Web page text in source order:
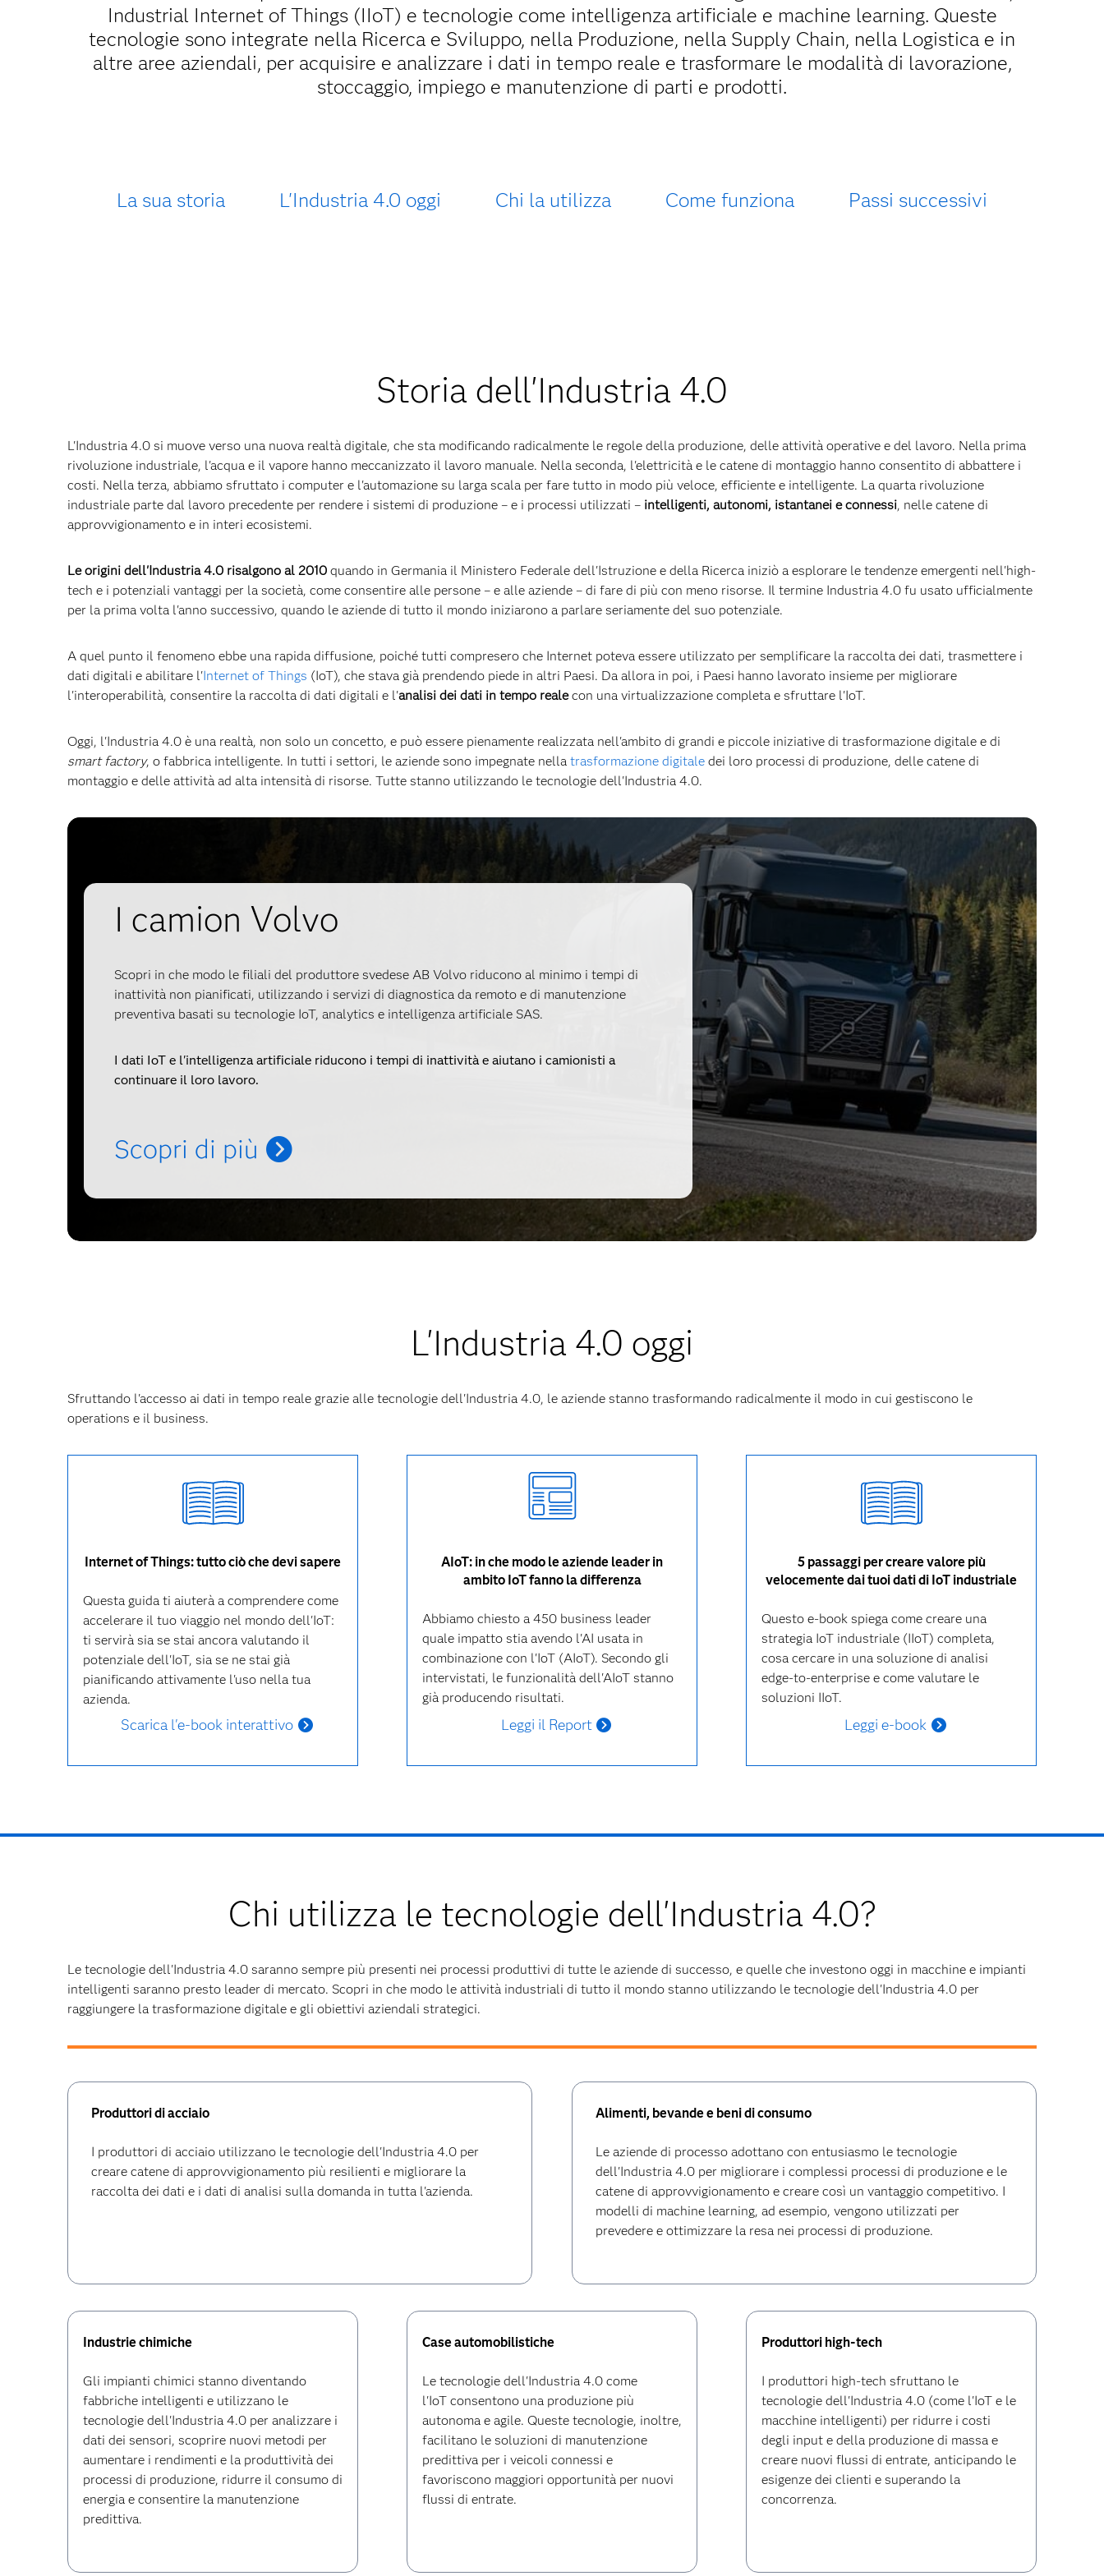
Industrial Internet of Things (IIoT) e tecnologie come intelligenza artificiale e machine learning. Queste
tecnologie sono integrate nella Ricerca e Sviluppo, nella Produzione, nella Supply Chain, nella Logistica e in
altre aree aziendali, per acquisire e analizzare i dati in tempo reale e trasformare le modalità di lavorazione,
stoccaggio, impiego e manutenzione di parti e prodotti.
La sua storia L'Industria 4.0 oggi Chi la utilizza Come funziona Passi successivi
Storia dell'Industria 4.0
L'Industria 4.0 si muove verso una nuova realtà digitale, che sta modificando radicalmente le regole della produzione, delle attività operative e del lavoro. Nella prima
rivoluzione industriale, l'acqua e il vapore hanno meccanizzato il lavoro manuale. Nella seconda, l'elettricità e le catene di montaggio hanno consentito di abbattere i
costi. Nella terza, abbiamo sfruttato i computer e l'automazione su larga scala per fare tutto in modo più veloce, efficiente e intelligente. La quarta rivoluzione
industriale parte dal lavoro precedente per rendere i sistemi di produzione – e i processi utilizzati – intelligenti, autonomi, istantanei e connessi, nelle catene di
approvvigionamento e in interi ecosistemi.
Le origini dell'Industria 4.0 risalgono al 2010 quando in Germania il Ministero Federale dell'Istruzione e della Ricerca iniziò a esplorare le tendenze emergenti nell'high-
tech e i potenziali vantaggi per la società, come consentire alle persone – e alle aziende – di fare di più con meno risorse. Il termine Industria 4.0 fu usato ufficialmente
per la prima volta l'anno successivo, quando le aziende di tutto il mondo iniziarono a parlare seriamente del suo potenziale.
A quel punto il fenomeno ebbe una rapida diffusione, poiché tutti compresero che Internet poteva essere utilizzato per semplificare la raccolta dei dati, trasmettere i
dati digitali e abilitare l'Internet of Things (IoT), che stava già prendendo piede in altri Paesi. Da allora in poi, i Paesi hanno lavorato insieme per migliorare
l'interoperabilità, consentire la raccolta di dati digitali e l'analisi dei dati in tempo realecon una virtualizzazione completa e sfruttare l'IoT.
Oggi, l'Industria 4.0 è una realtà, non solo un concetto, e può essere pienamente realizzata nell'ambito di grandi e piccole iniziative di trasformazione digitale e di
smart factory, o fabbrica intelligente. In tutti i settori, le aziende sono impegnate nella trasformazione digitale dei loro processi di produzione, delle catene di
montaggio e delle attività ad alta intensità di risorse. Tutte stanno utilizzando le tecnologie dell'Industria 4.0.
I camion Volvo
Scopri in che modo le filiali del produttore svedese AB Volvo riducono al minimo i tempi di
inattività non pianificati, utilizzando i servizi di diagnostica da remoto e di manutenzione
preventiva basati su tecnologie IoT, analytics e intelligenza artificiale SAS.
I dati IoT e l'intelligenza artificiale riducono i tempi di inattività e aiutano i camionisti a
continuare il loro lavoro.
Scopri di più
L'Industria 4.0 oggi
Sfruttando l'accesso ai dati in tempo reale grazie alle tecnologie dell'Industria 4.0, le aziende stanno trasformando radicalmente il modo in cui gestiscono le
operations e il business.
Internet of Things: tutto ciò che devi sapere
Questa guida ti aiuterà a comprendere come
accelerare il tuo viaggio nel mondo dell'IoT:
ti servirà sia se stai ancora valutando il
potenziale dell'IoT, sia se ne stai già
pianificando attivamente l'uso nella tua
azienda.
Scarica l'e-book interattivo
AIoT: in che modo le aziende leader in
ambito IoT fanno la differenza
Abbiamo chiesto a 450 business leader
quale impatto stia avendo l'AI usata in
combinazione con l'IoT (AIoT). Secondo gli
intervistati, le funzionalità dell'AIoT stanno
già producendo risultati.
Leggi il Report
5 passaggi per creare valore più
velocemente dai tuoi dati di IoT industriale
Questo e-book spiega come creare una
strategia IoT industriale (IIoT) completa,
cosa cercare in una soluzione di analisi
edge-to-enterprise e come valutare le
soluzioni IIoT.
Leggi e-book
Chi utilizza le tecnologie dell'Industria 4.0?
Le tecnologie dell'Industria 4.0 saranno sempre più presenti nei processi produttivi di tutte le aziende di successo, e quelle che investono oggi in macchine e impianti
intelligenti saranno presto leader di mercato. Scopri in che modo le attività industriali di tutto il mondo stanno utilizzando le tecnologie dell'Industria 4.0 per
raggiungere la trasformazione digitale e gli obiettivi aziendali strategici.
Produttori di acciaio
I produttori di acciaio utilizzano le tecnologie dell'Industria 4.0 per
creare catene di approvvigionamento più resilienti e migliorare la
raccolta dei dati e i dati di analisi sulla domanda in tutta l'azienda.
Alimenti, bevande e beni di consumo
Le aziende di processo adottano con entusiasmo le tecnologie
dell'Industria 4.0 per migliorare i complessi processi di produzione e le
catene di approvvigionamento e creare così un vantaggio competitivo. I
modelli di machine learning, ad esempio, vengono utilizzati per
prevedere e ottimizzare la resa nei processi di produzione.
Industrie chimiche
Gli impianti chimici stanno diventando
fabbriche intelligenti e utilizzano le
tecnologie dell'Industria 4.0 per analizzare i
dati dei sensori, scoprire nuovi metodi per
aumentare i rendimenti e la produttività dei
processi di produzione, ridurre il consumo di
energia e consentire la manutenzione
predittiva.
Case automobilistiche
Le tecnologie dell'Industria 4.0 come
l'IoT consentono una produzione più
autonoma e agile. Queste tecnologie, inoltre,
facilitano le soluzioni di manutenzione
predittiva per i veicoli connessi e
favoriscono maggiori opportunità per nuovi
flussi di entrate.
Produttori high-tech
I produttori high-tech sfruttano le
tecnologie dell'Industria 4.0 (come l'IoT e le
macchine intelligenti) per ridurre i costi
degli input e della produzione di massa e
creare nuovi flussi di entrate, anticipando le
esigenze dei clienti e superando la
concorrenza.